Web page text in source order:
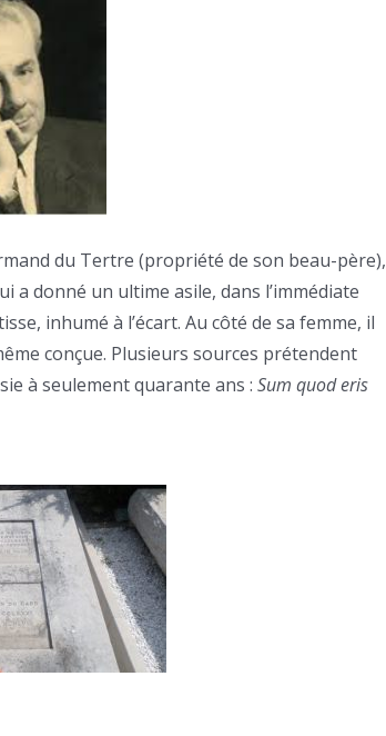
du Tertre (propriété de son beau-père),
a donné un ultime asile, dans l’immédiate
inhumé à l’écart. Au côté de sa femme, il
conçue. Plusieurs sources prétendent
à seulement quarante ans : Sum quod eris